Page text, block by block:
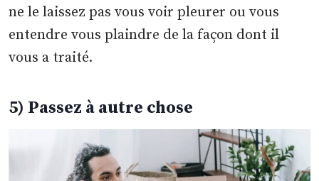
ne le laissez pas vous voir pleurer ou vous
entendre vous plaindre de la façon dont il
vous a traité.
5) Passez à autre chose